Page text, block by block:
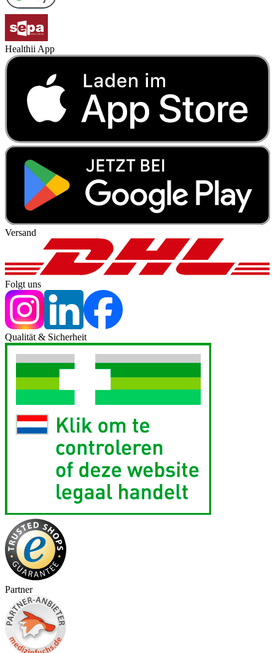
Healthii App
Versand
Folgt uns
Qualität & Sicherheit
Partner